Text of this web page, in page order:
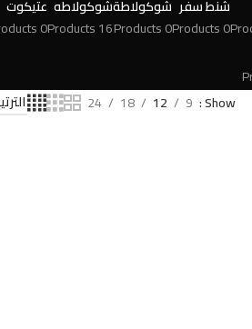
شنط سفر
0 Products
شوكولاطة
0 Products
شوكولاطه
16 Products
عتيكوت
0 Products
Show
9
12
18
24